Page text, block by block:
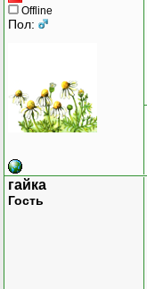
Offline
Пол:
гайка
Гость